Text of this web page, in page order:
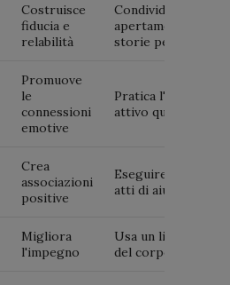
Costruisce
fiducia e
relabilità
Condividi
apertamente
storie personali
Promuove
le
connessioni
emotive
Pratica l'ascolto
attivo quotidiano
Crea
associazioni
positive
Eseguire piccoli
atti di aiuto
Migliora
l'impegno
Usa un linguaggio
del corpo positivo